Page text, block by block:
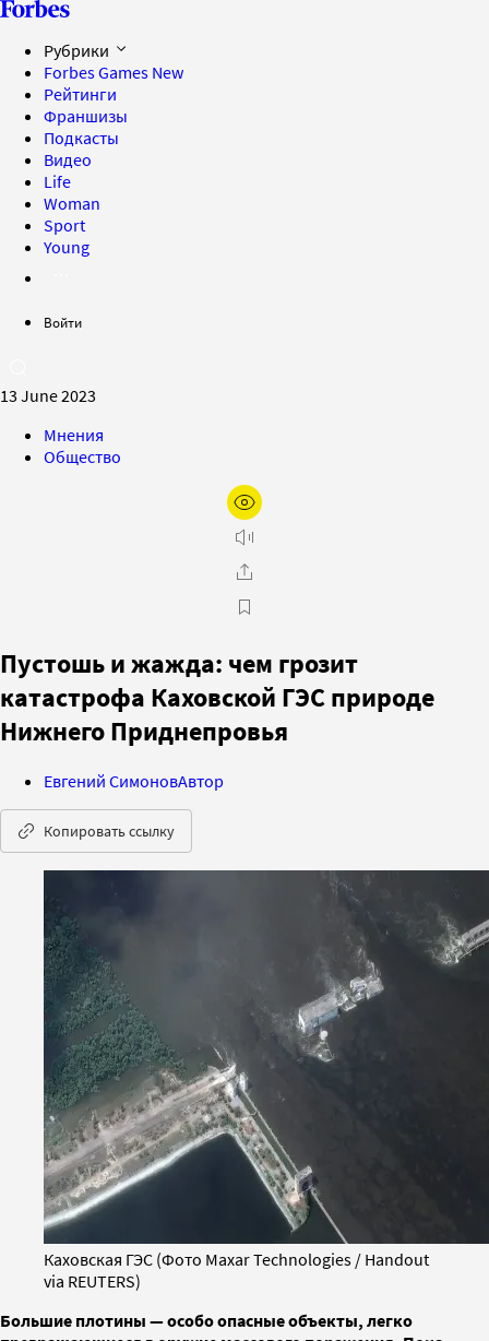
Рубрики
Forbes Games New
Рейтинги
Франшизы
Подкасты
Видео
Life
Woman
Sport
Young
Войти
13 June 2023
Мнения
Общество
Пустошь и жажда: чем грозит
катастрофа Каховской ГЭС природе
Нижнего Приднепровья
Евгений СимоновАвтор
Копировать ссылку
Каховская ГЭС (Фото Maxar Technologies / Handout
via REUTERS)
Большие плотины — особо опасные объекты, легко